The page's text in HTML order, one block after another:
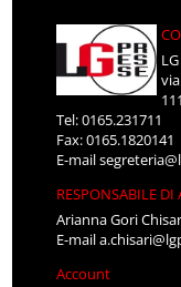
Tel: 0165.231711
Fax: 0165.1820141
E-mail
RESPONSABILE DI
Arianna Gori
E-mail
Account